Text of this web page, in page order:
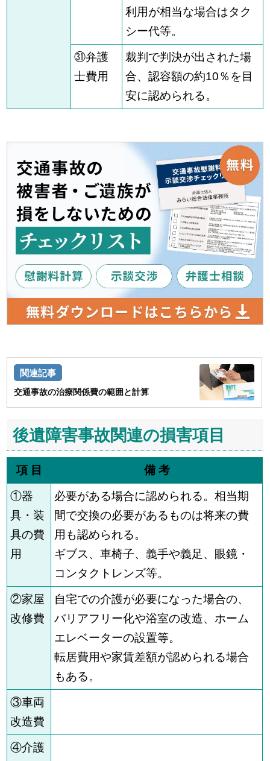
利用が相当な場合はタク
シー代等。
㉛弁護
士費用
裁判で判決が出された場
合、認容額の約10％を目
安に認められる。
交通事故の治療関係費の範囲と計算
後遺障害事故関連の損害項目
項 目 備 考
①器
具・装
具の費
用
必要がある場合に認められる。相当期
間で交換の必要があるものは将来の費
用も認められる。
ギブス、車椅子、義手や義足、眼鏡・
コンタクトレンズ等。
②家屋
改修費
自宅での介護が必要になった場合の、
バリアフリー化や浴室の改造、ホーム
エレベーターの設置等。
転居費用や家賃差額が認められる場合
もある。
③車両
改造費
④介護